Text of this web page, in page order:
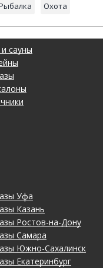
Охота
сауны
Уфа
Казань
Ростов-на-Дону
Самара
Южно-Сахалинск
Екатеринбург